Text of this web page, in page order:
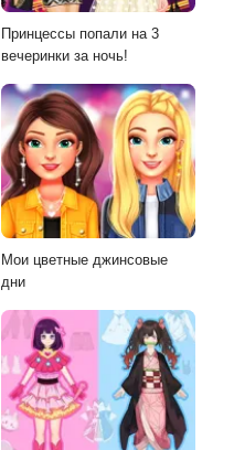
Принцессы попали на 3
вечеринки за ночь!
Мои цветные джинсовые
дни